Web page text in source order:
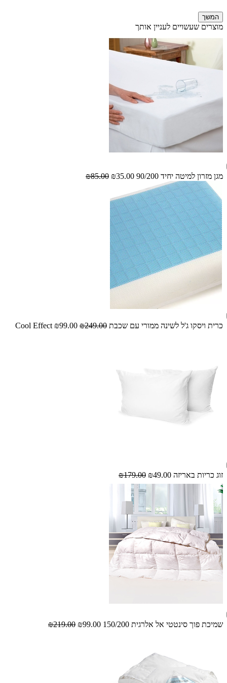
המשך
מוצרים שעשויים לעניין אותך
מגן מזרון למיטה יחיד 90/200 ₪35.00
₪85.00
כרית ויסקו ג'ל לשינה ממורי עם שכבת Cool Effect ₪99.00 ₪249.00
זוג כריות באריזה ₪49.00
₪179.00
שמיכת פוך סינטטי אל אלרגית 150/200 ₪99.00
₪219.00